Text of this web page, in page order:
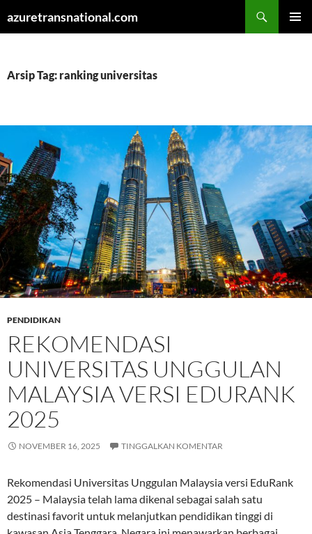
azuretransnational.com
Arsip Tag: ranking universitas
PENDIDIKAN
REKOMENDASI
UNIVERSITAS UNGGULAN
MALAYSIA VERSI EDURANK
2025
NOVEMBER 16, 2025 TINGGALKAN KOMENTAR
Rekomendasi Universitas Unggulan Malaysia versi EduRank
2025 – Malaysia telah lama dikenal sebagai salah satu
destinasi favorit untuk melanjutkan pendidikan tinggi di